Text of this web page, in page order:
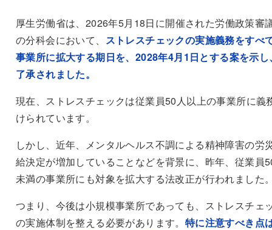
厚生労働省は、2026年5月18日に開催された労働政策審
の分科会において、
ストレスチェックの実施義務をすべ
事業所に拡大する期日を、2028年4月1日とする案を示し
了承されました。
現在、ストレスチェックは従業員50人以上の事業所に義
けられています。
しかし、近年、メンタルヘルス不調による精神障害の労
給決定が増加していることなどを背景に、昨年、従業員
未満の事業所にも対象を拡大する法改正が行われました
つまり、今後は小規模事業所であっても、ストレスチェ
の実施体制を整える必要があります。 特に注意すべき点